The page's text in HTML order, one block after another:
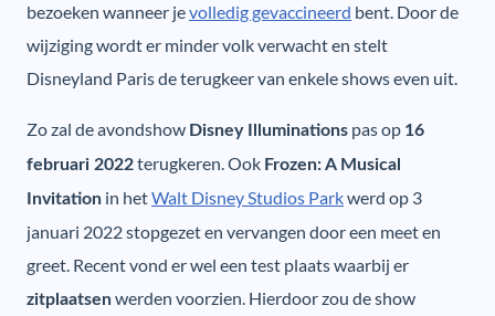
bezoeken wanneer jevolledig gevaccineerd bent. Door de
wijziging wordt er minder volk verwacht en stelt
Disneyland Paris de terugkeer van enkele shows even uit.
Zo zal de avondshow Disney Illuminations pas op 16
februari 2022terugkeren. Ook Frozen: A Musical
Invitation in hetWalt Disney Studios Parkwerd op 3
januari 2022 stopgezet en vervangen door een meet en
greet. Recent vond er wel een test plaats waarbij er
zitplaatsenwerden voorzien. Hierdoor zou de show